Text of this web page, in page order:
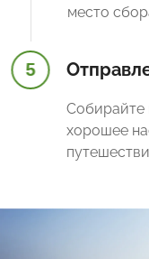
место
5
Собирайте
хорошее